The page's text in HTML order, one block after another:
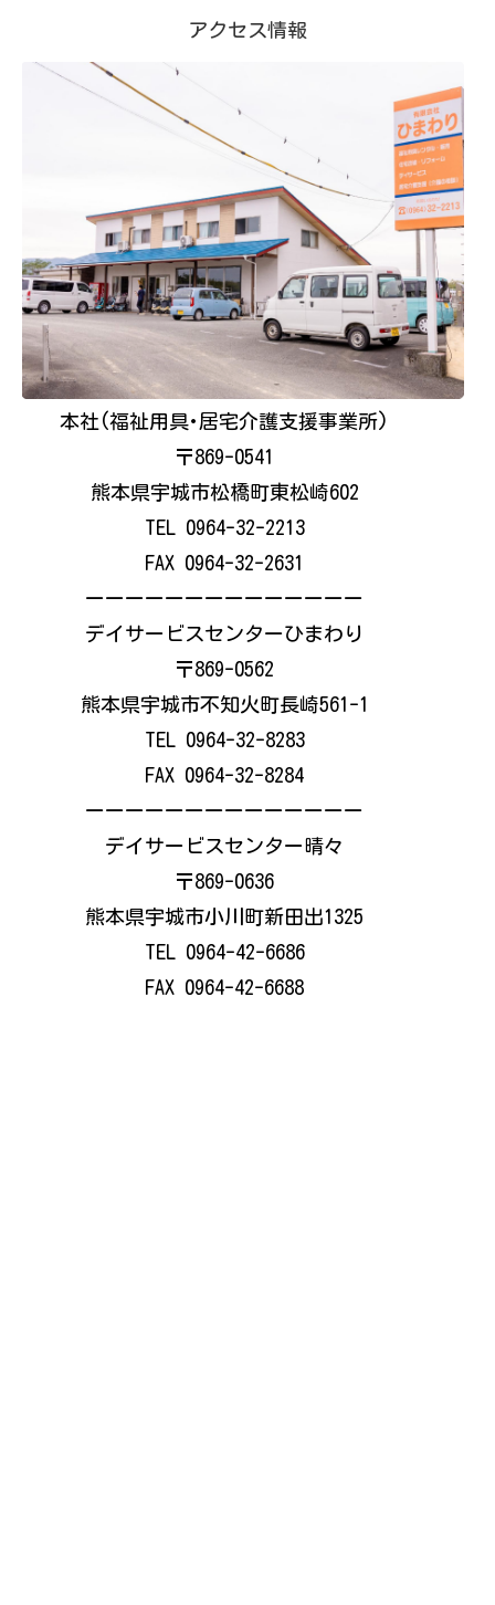
アクセス情報
本社(福祉用具･居宅介護支援事業所)
〒869-0541
熊本県宇城市松橋町東松崎602
TEL 0964-32-2213
FAX 0964-32-2631
ーーーーーーーーーーーーーー
デイサービスセンターひまわり
〒869-0562
熊本県宇城市不知火町長崎561-1
TEL 0964-32-8283
FAX 0964-32-8284
ーーーーーーーーーーーーーー
デイサービスセンター晴々
〒869-0636
熊本県宇城市小川町新田出1325
TEL 0964-42-6686
FAX 0964-42-6688